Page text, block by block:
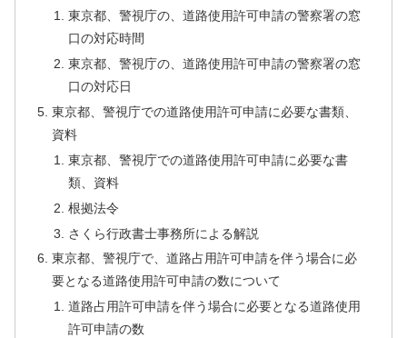
東京都、警視庁の、道路使用許可申請の警察署の窓
口の対応時間
東京都、警視庁の、道路使用許可申請の警察署の窓
口の対応日
東京都、警視庁での道路使用許可申請に必要な書類、
資料
東京都、警視庁での道路使用許可申請に必要な書
類、資料
根拠法令
さくら行政書士事務所による解説
東京都、警視庁で、道路占用許可申請を伴う場合に必
要となる道路使用許可申請の数について
道路占用許可申請を伴う場合に必要となる道路使用
許可申請の数